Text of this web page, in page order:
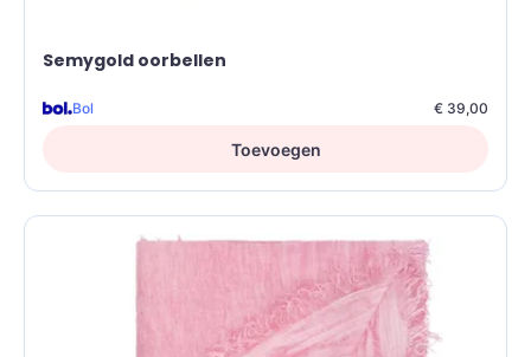
Semygold oorbellen
Bol € 39,00
Toevoegen